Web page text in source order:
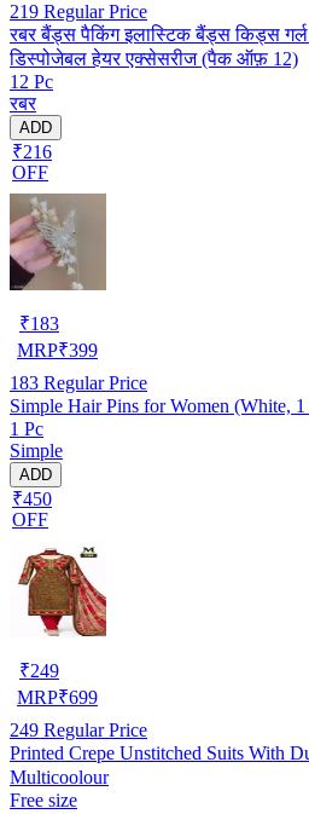
219 Regular Price
रबर बैंड्स पैकिंग इलास्टिक बैंड्स किड्स
डिस्पोजेबल हेयर एक्सेसरीज (पैक ऑफ़ 12)
12 Pc
रबर
ADD
₹216
OFF
₹183
MRP₹399
183 Regular Price
Simple Hair Pins for Women (White, 1
1 Pc
Simple
ADD
₹450
OFF
₹249
MRP₹699
249 Regular Price
Printed Crepe Unstitched Suits With
Multicoolour
Free size